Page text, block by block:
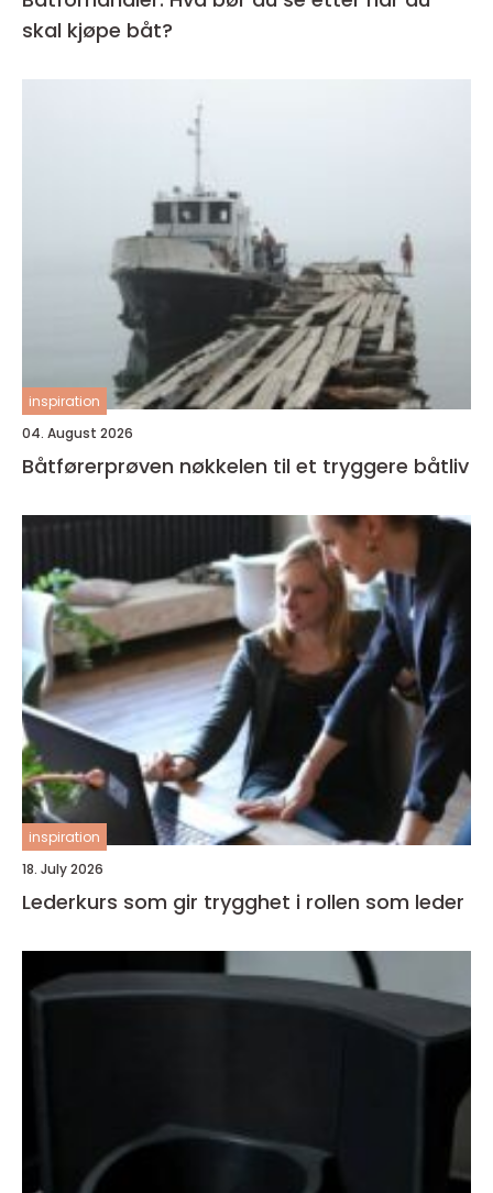
skal kjøpe båt?
inspiration
04. August 2026
Båtførerprøven nøkkelen til et tryggere båtliv
inspiration
18. July 2026
Lederkurs som gir trygghet i rollen som leder